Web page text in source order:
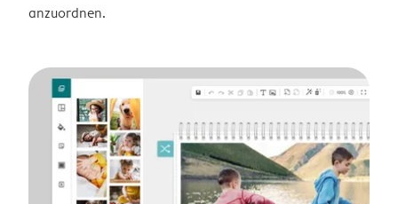
anzuordnen.